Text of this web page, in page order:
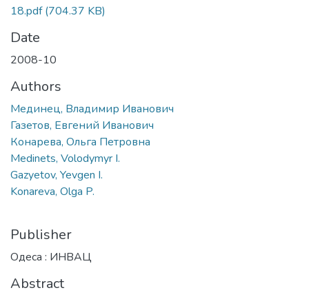
18.pdf(704.37 KB)
Date
2008-10
Authors
Мединец, Владимир Иванович
Газетов, Евгений Иванович
Конарева, Ольга Петровна
Medinets, Volodymyr I.
Gazyetov, Yevgen I.
Konareva, Olga P.
Publisher
Одеса : ИНВАЦ
Abstract